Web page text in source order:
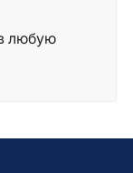
любую